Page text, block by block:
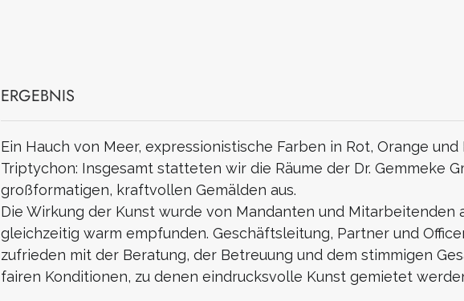
ERGEBNIS
Ein Hauch von Meer, expressionistische Farben in Rot, Orange und
Triptychon: Insgesamt statteten wir die Räume der Dr. Gemmeke
großformatigen, kraftvollen Gemälden aus.
Die Wirkung der Kunst wurde von Mandanten und Mitarbeitenden
gleichzeitig warm empfunden. Geschäftsleitung, Partner und
zufrieden mit der Beratung, der Betreuung und dem stimmigen
fairen Konditionen, zu denen eindrucksvolle Kunst gemietet